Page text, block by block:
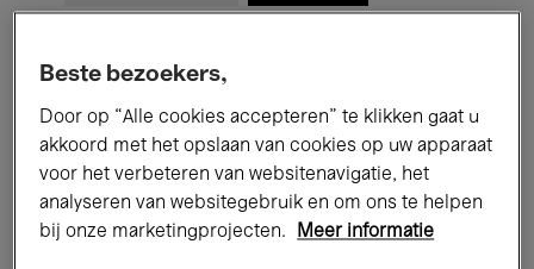
Jazz Klassieke Muziek Global Music
Elektronische Muziek
Beste bezoekers,
Door op “Alle cookies accepteren” te klikken gaat u
akkoord met het opslaan van cookies op uw apparaat
voor het verbeteren van websitenavigatie, het
analyseren van websitegebruik en om ons te helpen
bij onze marketingprojecten.
Meer informatie